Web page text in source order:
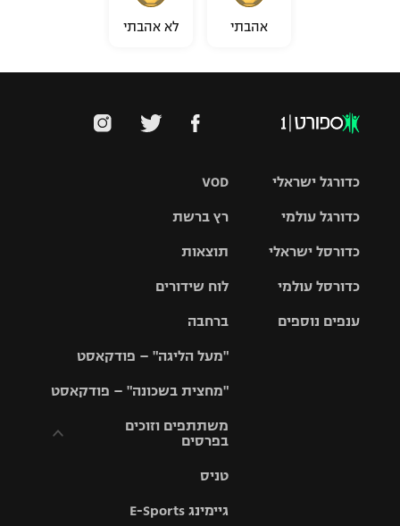
אהבתי לא אהבתי
VOD
רץ ברשת
תוצאות
לוח שידורים
ברחבה
"מעל הליגה" – פודקאסט
"מחצית בשכונה" – פודקאסט
משתתפים וזוכים
בפרסים
וזוכים בפרסים
טניס
גיימינג E-Sports
כדורגל ישראלי
גביע הטוטו
כדורגל עולמי
האלופות
ליגה
כדורסל ישראלי
סל
כדורסל עולמי
ענפים נוספים